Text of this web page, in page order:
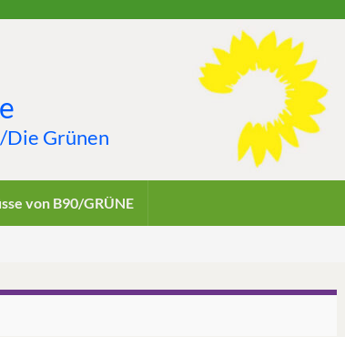
Die Grünen
von B90/GRÜNE